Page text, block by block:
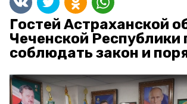
Гостей Астраханской
Чеченской Республики
соблюдать закон и